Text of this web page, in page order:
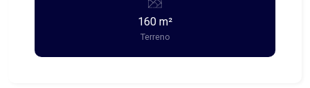
para quem busca uma excelente oportunidade de
investimento ou de morar em uma região
tranquila e com fácil acesso às comodidades da
cidade. Aproveite essa chance de garantir seu
160 m²
Terreno